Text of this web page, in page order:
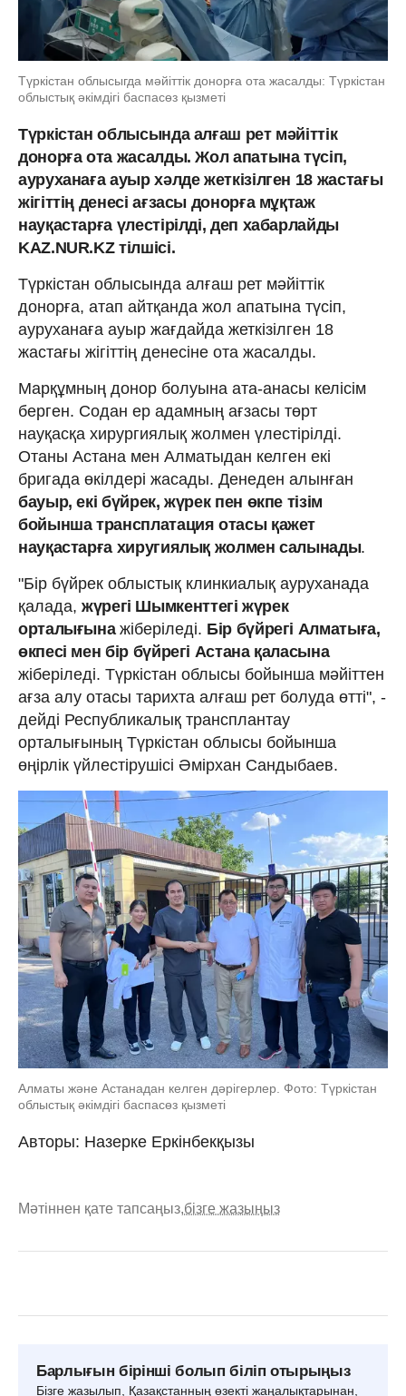
Түркістан облысыгда мәйіттік донорға ота жасалды: Түркістан
облыстық әкімдігі баспасөз қызметі
Түркістан облысында алғаш рет мәйіттік
донорға ота жасалды. Жол апатына түсіп,
ауруханаға ауыр хәлде жеткізілген 18 жастағы
жігіттің денесі ағзасы донорға мұқтаж
науқастарға үлестірілді, деп хабарлайды
KAZ.NUR.KZ тілшісі.
Түркістан облысында алғаш рет мәйіттік
донорға, атап айтқанда жол апатына түсіп,
ауруханаға ауыр жағдайда жеткізілген 18
жастағы жігіттің денесіне ота жасалды.
Марқұмның донор болуына ата-анасы келісім
берген. Содан ер адамның ағзасы төрт
науқасқа хирургиялық жолмен үлестірілді.
Отаны Астана мен Алматыдан келген екі
бригада өкілдері жасады. Денеден алынған
бауыр, екі бүйрек, жүрек пен өкпе тізім
бойынша трансплатация отасы қажет
науқастарға хиругиялық жолмен салынады.
"Бір бүйрек облыстық клинкиалық ауруханада
қалада, жүрегі Шымкенттегі жүрек
орталығынажіберіледі. Бір бүйрегі Алматыға,
өкпесі мен бір бүйрегі Астана қаласына
жіберіледі. Түркістан облысы бойынша мәйіттен
ағза алу отасы тарихта алғаш рет болуда өтті", -
дейді Республикалық трансплантау
орталығының Түркістан облысы бойынша
өңірлік үйлестірушісі Әмірхан Сандыбаев.
Алматы және Астанадан келген дәрігерлер. Фото: Түркістан
облыстық әкімдігі баспасөз қызметі
Авторы: Назерке Еркінбекқызы
Мәтіннен қате тапсаңыз,бізге жазыңыз
Барлығын бірінші болып біліп отырыңыз
Бізге жазылып, Қазақстанның өзекті жаңалықтарынан,